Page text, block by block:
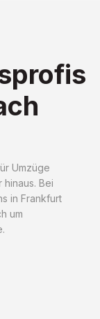
Umzüge
Bei
in Frankfurt
um